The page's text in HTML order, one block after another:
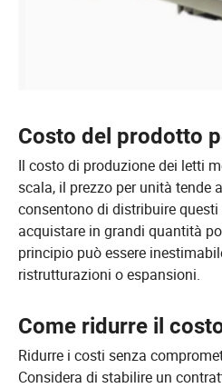
Costo del prodotto
Il costo di produzione dei letti
scala, il prezzo per unità tende
consentono di distribuire
acquistare in grandi quantità
principio può essere
ristrutturazioni o espansioni.
Come ridurre il
Ridurre i costi senza
Considera di stabilire un